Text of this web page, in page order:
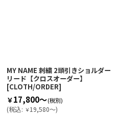
MY NAME 刺繍 2頭引きショルダー
リード【クロスオーダー】
[CLOTH/ORDER]
￥17,800～(税別)
(税込: ￥19,580～)